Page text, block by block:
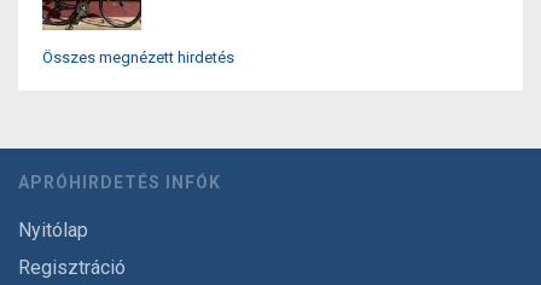
Összes megnézett hirdetés
APRÓHIRDETÉS INFÓK
Nyitólap
Regisztráció